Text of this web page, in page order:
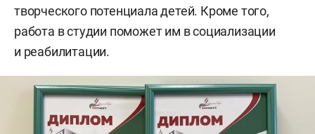
творческого потенциала детей. Кроме того,
работа в студии поможет им в социализации
и реабилитации.